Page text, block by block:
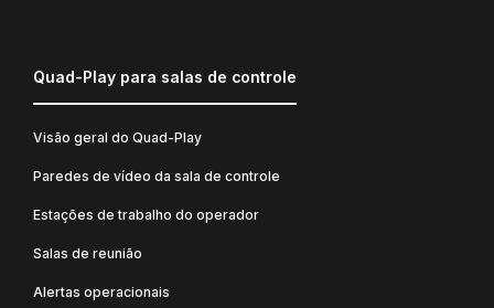
Quad-Play para salas de controle
Visão geral do Quad-Play
Paredes de vídeo da sala de controle
Estações de trabalho do operador
Salas de reunião
Alertas operacionais